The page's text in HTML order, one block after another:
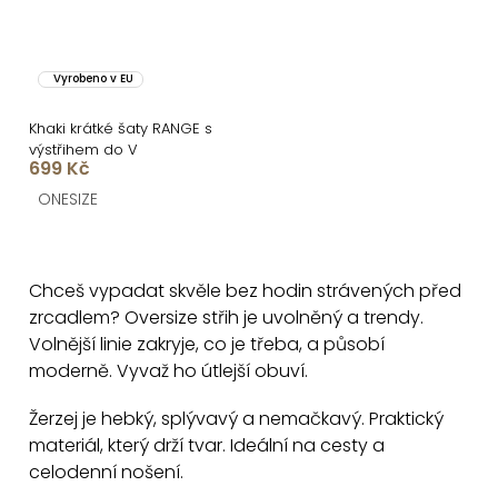
Vyrobeno v EU
Khaki krátké šaty RANGE s
výstřihem do V
699 Kč
ONESIZE
l
á
d
c
í
Chceš vypadat skvěle bez hodin strávených před
zrcadlem? Oversize střih je uvolněný a trendy.
Volnější linie zakryje, co je třeba, a působí
moderně. Vyvaž ho útlejší obuví.
Žerzej je hebký, splývavý a nemačkavý. Praktický
materiál, který drží tvar. Ideální na cesty a
celodenní nošení.